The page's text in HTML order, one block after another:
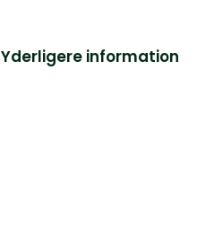
Yderligere information